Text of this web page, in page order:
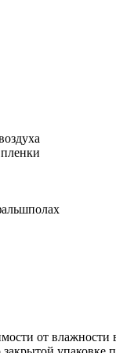
от влажности